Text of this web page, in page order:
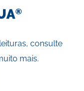
consulte
mais.